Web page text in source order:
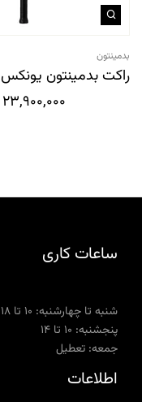
بدمینتون
راکت بدمینتون یونکس YONEX Nanoflare 800 Game
23,900,000
ساعات کاری
شنبه تا چهارشنبه: ۱۰ تا ۱۸
پنجشنبه: ۱۰ تا ۱۴
جمعه: تعطیل
اطلاعات